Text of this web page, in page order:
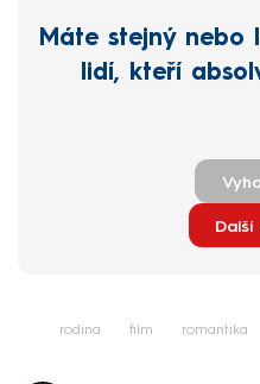
Máte stejný nebo
lidí, kteří
rodina film romantika